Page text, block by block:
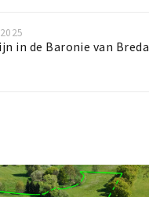
in de Baronie van Breda